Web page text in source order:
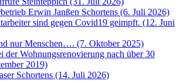
Erwin Janßen Schortens (6. Juli 2026)
sind gegen Covid19 geimpft. (12. Juni
nur Menschen…. (7. Oktober 2025)
der Wohnungsrenovierung nach über 30
2019)
Schortens (14. Juli 2026)